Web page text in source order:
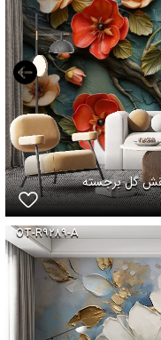
گل برجسته
OT-R۹۲۸۹-A